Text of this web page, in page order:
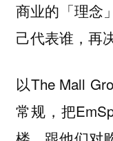
商业的「理念
己代表谁，再
以The Mall
常规，把